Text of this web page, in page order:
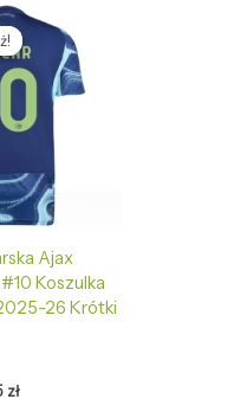
Ajax
Koszulka
26 Krótki
zł.
zł
Aktualna
cena
wynosi:
133,65 zł.